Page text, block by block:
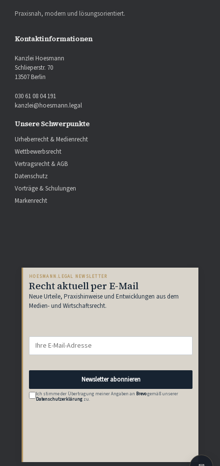
Praxisnah, modern und lösungsorientiert.
Kontaktinformationen
Kanzlei Hoesmann
Schlieperstr. 70
13507 Berlin
030 61 08 04 191
kanzlei@hoesmann.legal
Unsere Schwerpunkte
Urheberrecht & Medienrecht
Wettbewerbsrecht
Vertragsrecht & AGB
Datenschutz
Vorträge & Schulungen
Markenrecht
HOESMANN.LEGAL NEWSLETTER
Recht aktuell per E-Mail
Neue Urteile, Praxishinweise und Entwicklungen aus dem
Medien- und Wirtschaftsrecht.
Newsletter abonnieren
Ich stimme der Übertragung meiner Angaben an Brevogemäß unserer
Datenschutzerklärung zu.